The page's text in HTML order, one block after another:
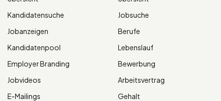
Kandidatensuche
Jobanzeigen
Kandidatenpool
Employer Branding
Jobvideos
E-Mailings
Jobsuche
Berufe
Lebenslauf
Bewerbung
Arbeitsvertrag
Gehalt